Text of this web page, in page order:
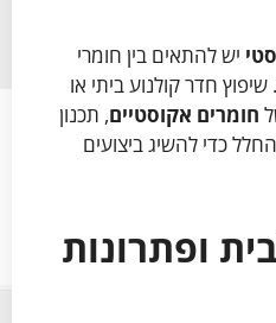
יש להתאים בין חומרי
שיפוץ חדר קולנוע ביתי או
חומרים אקוסטיים, תכנון
החלל כדי להשיג ביצועים
ופתרונות